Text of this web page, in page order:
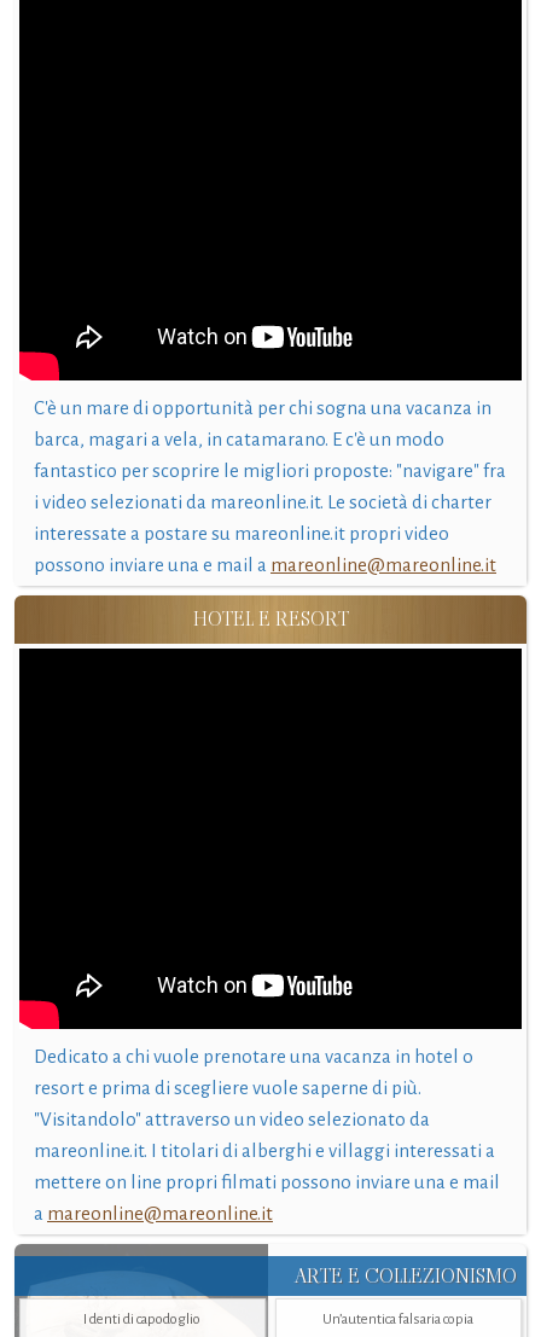
C'è un mare di opportunità per chi sogna una vacanza in
barca, magari a vela, in catamarano. E c'è un modo
fantastico per scoprire le migliori proposte: "navigare" fra
i video selezionati da mareonline.it. Le società di charter
interessate a postare su mareonline.it propri video
possono inviare una e mail a mareonline@mareonline.it
HOTEL E RESORT
Dedicato a chi vuole prenotare una vacanza in hotel o
resort e prima di scegliere vuole saperne di più.
"Visitandolo" attraverso un video selezionato da
mareonline.it. I titolari di alberghi e villaggi interessati a
mettere on line propri filmati possono inviare una e mail
a mareonline@mareonline.it
ARTE E COLLEZIONISMO
I denti di capodoglio
Un’autentica falsaria copia